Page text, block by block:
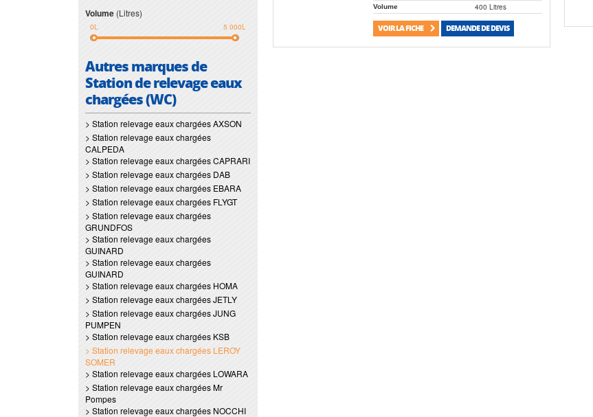
Volume (Litres)
0L 5 000L
Autres marques de
Station de relevage eaux
chargées (WC)
> Station relevage eaux chargées AXSON
> Station relevage eaux chargées
CALPEDA
> Station relevage eaux chargées CAPRARI
> Station relevage eaux chargées DAB
> Station relevage eaux chargées EBARA
> Station relevage eaux chargées FLYGT
> Station relevage eaux chargées
GRUNDFOS
> Station relevage eaux chargées
GUINARD
> Station relevage eaux chargées
GUINARD
> Station relevage eaux chargées HOMA
> Station relevage eaux chargées JETLY
> Station relevage eaux chargées JUNG
PUMPEN
> Station relevage eaux chargées KSB
> Station relevage eaux chargées LEROY
SOMER
> Station relevage eaux chargées LOWARA
> Station relevage eaux chargées Mr
Pompes
> Station relevage eaux chargées NOCCHI
Volume 400 Litres
VOIR LA FICHE DEMANDE DE DEVIS